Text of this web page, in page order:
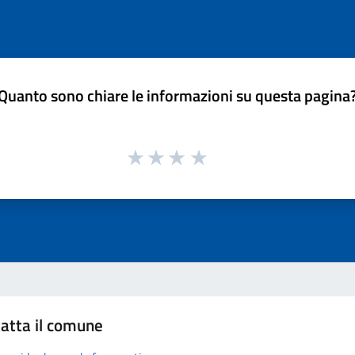
sono chiare le informazioni su questa
il comune